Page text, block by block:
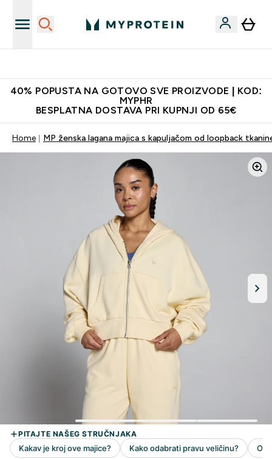
40% POPUSTA NA GOTOVO SVE PROIZVODE | KOD:
MYPHR
BESPLATNA DOSTAVA PRI KUPNJI OD 65€
Home MP ženska lagana majica s kapuljačom od loopback